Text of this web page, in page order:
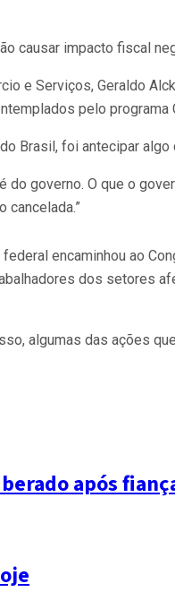
impacto fiscal
e Serviços, Geraldo
pelo programa
Brasil, foi antecipar
do governo. O que o
cancelada.”
encaminhou ao
dos setores
algumas das ações
após